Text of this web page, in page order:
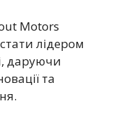
Motors
лідером
даруючи
та